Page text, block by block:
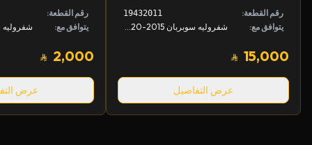
رقم القطعة: 19432011
يتوافق مع:
15,000
عرض التفاصيل
رقم القطعة:
يتوافق مع:
2,000
عرض